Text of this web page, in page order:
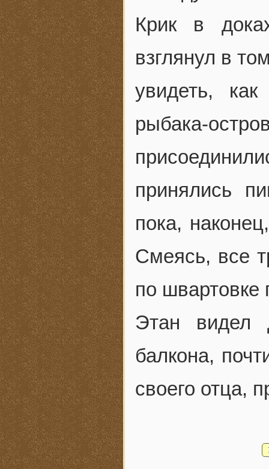
Крик в
взглянул в
увидеть,
рыбака-
принялись
пока,
Смеясь, все
по швартовке
Этан видел
балкона,
своего отца,